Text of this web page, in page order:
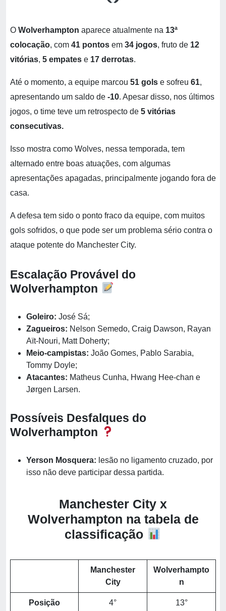
O Wolverhampton aparece atualmente na 13ª
colocação, com 41 pontos em 34 jogos, fruto de 12
vitórias, 5 empates e 17 derrotas.
Até o momento, a equipe marcou 51 gols e sofreu 61,
apresentando um saldo de -10. Apesar disso, nos últimos
jogos, o time teve um retrospecto de 5 vitórias
consecutivas.
Isso mostra como Wolves, nessa temporada, tem
alternado entre boas atuações, com algumas
apresentações apagadas, principalmente jogando fora de
casa.
A defesa tem sido o ponto fraco da equipe, com muitos
gols sofridos, o que pode ser um problema sério contra o
ataque potente do Manchester City.
Escalação Provável do
Wolverhampton
Goleiro: José Sá;
Zagueiros: Nelson Semedo, Craig Dawson, Rayan
Aït-Nouri, Matt Doherty;
Meio-campistas: João Gomes, Pablo Sarabia,
Tommy Doyle;
Atacantes: Matheus Cunha, Hwang Hee-chan e
Jørgen Larsen​.
Possíveis Desfalques do
Wolverhampton
Yerson Mosquera: lesão no ligamento cruzado, por
isso não deve participar dessa partida.
Manchester City x
Wolverhampton na tabela de
classificação
Manchester
City
Wolverhampto
n
Posição 4° 13°